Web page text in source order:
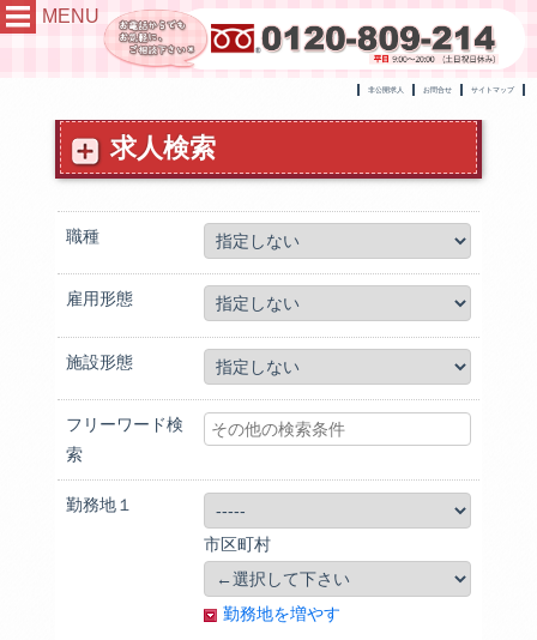
MENU
非公開求人 お問合せ サイトマップ
求人検索
職種
雇用形態
施設形態
フリーワード検
索
勤務地１
市区町村
勤務地を増やす